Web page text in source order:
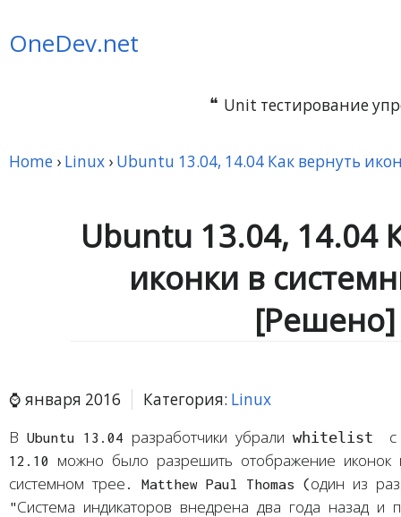
OneDev.net
Unit тестирование
Home › Linux › Ubuntu 13.04, 14.04 Как вернуть
Ubuntu 13.04, 14.04
иконки в
[Решено]
января 2016 Категория: Linux
В Ubuntu 13.04 разработчики убрали whitelist с
12.10 можно было разрешить отображение иконок
системном трее. Matthew Paul Thomas (один из
"Система индикаторов внедрена два года назад и